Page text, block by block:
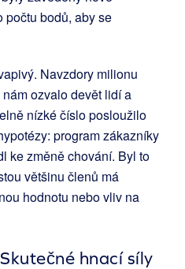
počtu bodů, aby se
Navzdory milionu
ozvalo devět lidí a
nízké číslo posloužilo
program zákazníky
ke změně chování. Byl to
většinu členů má
hodnotu nebo vliv na
hnací síly